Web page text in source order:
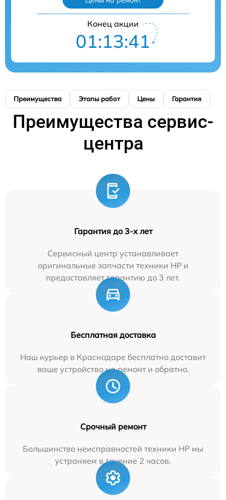
Конец акции
01:13:39
Преимущества Этапы работ Цены Гарантия
Преимущества сервис-
центра
Гарантия до 3-х лет
Сервисный центр устанавливает
оригинальные запчасти техники HP и
предоставляет гарантию до 3 лет.
Бесплатная доставка
Наш курьер в Краснодаре бесплатно доставит
ваше устройство на ремонт и обратно.
Срочный ремонт
Большинство неисправностей техники HP мы
устраняем в течение 2 часов.